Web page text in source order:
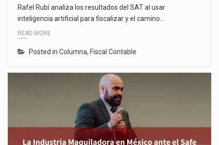
Rafel Rubí analiza los resultados del SAT al usar
inteligencia artificial para fiscalizar y el camino…
READ MORE
Posted in Columna, Fiscal Contable